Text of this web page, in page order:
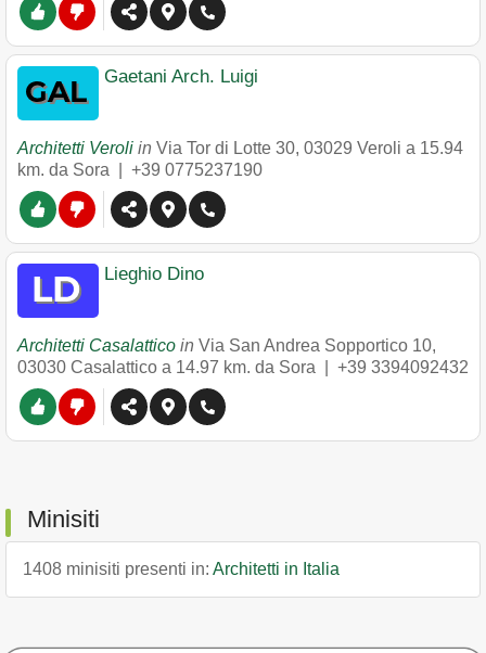
Gaetani Arch. Luigi
Architetti Veroli in Via Tor di Lotte 30, 03029 Veroli a 15.94
km. da Sora | +39 0775237190
Lieghio Dino
Architetti Casalattico in Via San Andrea Sopportico 10,
03030 Casalattico a 14.97 km. da Sora | +39 3394092432
Minisiti
1408 minisiti presenti in: Architetti in Italia